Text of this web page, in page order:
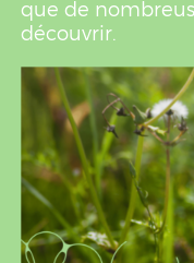
que de
découvrir.